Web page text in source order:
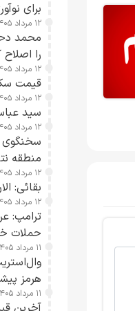
برای
۱۲ مرداد ۱۴۰۵ / ۱۷:۲۱
محمد
را اصلاح
۱۲ مرداد ۱۴۰۵ / ۱۵:۲۳
قیمت سکه،
۱۲ مرداد ۱۴۰۵ / ۱۵:۰۴
سید
۱۲ مرداد ۱۴۰۵ / ۱۲:۱۲
سخنگوی
منطقه
۱۲ مرداد ۱۴۰۵ / ۱۱:۴۱
بقائی:
۱۲ مرداد ۱۴۰۵ / ۰۸:۱۷
ترامپ:
حملات
۱۱ مرداد ۱۴۰۵ / ۱۹:۰۴
هرمز
۱۱ مرداد ۱۴۰۵ / ۱۶:۱۲